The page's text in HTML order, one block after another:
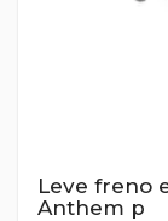
Leve freno
Anthem p